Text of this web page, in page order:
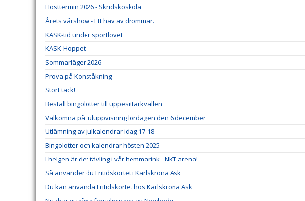
Hösttermin 2026 - Skridskoskola
Årets vårshow - Ett hav av drömmar.
KASK-tid under sportlovet
KASK-Hoppet
Sommarläger 2026
Prova på Konståkning
Stort tack!
Beställ bingolotter till uppesittarkvällen
Välkomna på juluppvisning lördagen den 6 december
Utlämning av julkalendrar idag 17-18
Bingolotter och kalendrar hösten 2025
I helgen är det tävling i vår hemmarink - NKT arena!
Så använder du Fritidskortet i Karlskrona Ask
Du kan använda Fritidskortet hos Karlskrona Ask